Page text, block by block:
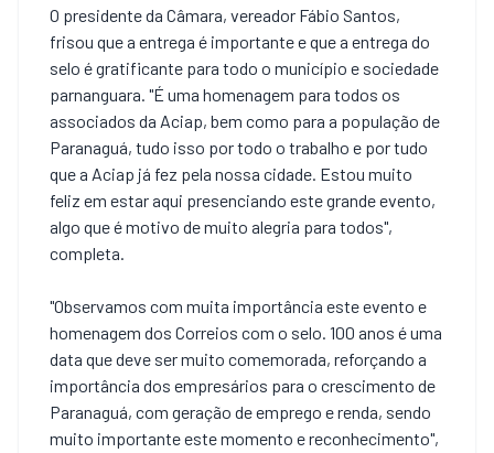
O presidente da Câmara, vereador Fábio Santos,
frisou que a entrega é importante e que a entrega do
selo é gratificante para todo o município e sociedade
parnanguara. "É uma homenagem para todos os
associados da Aciap, bem como para a população de
Paranaguá, tudo isso por todo o trabalho e por tudo
que a Aciap já fez pela nossa cidade. Estou muito
feliz em estar aqui presenciando este grande evento,
algo que é motivo de muito alegria para todos",
completa.
"Observamos com muita importância este evento e
homenagem dos Correios com o selo. 100 anos é uma
data que deve ser muito comemorada, reforçando a
importância dos empresários para o crescimento de
Paranaguá, com geração de emprego e renda, sendo
muito importante este momento e reconhecimento",